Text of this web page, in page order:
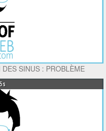
DES SINUS : PROBLÈME
s